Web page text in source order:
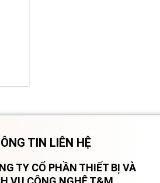
TIN LIÊN HỆ
TY CỔ PHẦN THIẾT BỊ VÀ